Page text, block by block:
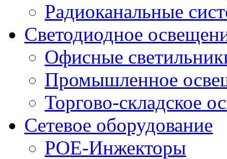
Радиоканальные
Светодиодное
Офисные
Промышленное
Торгово-складское
Сетевое оборудование
POE-Инжекторы